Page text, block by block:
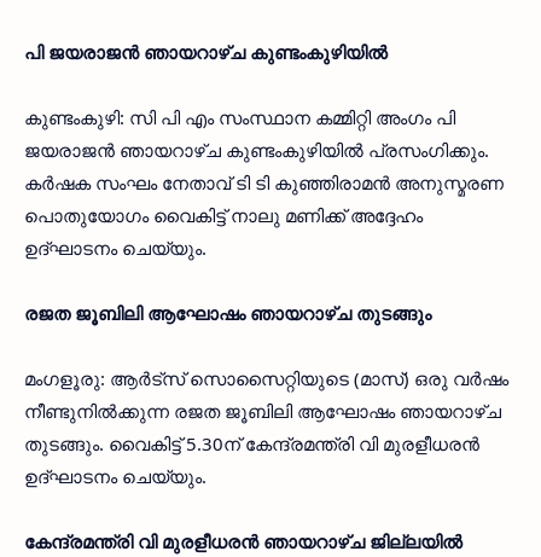
പി ജയരാജന്‍ ഞായറാഴ്ച കുണ്ടംകുഴിയില്‍
കുണ്ടംകുഴി: സി പി എം സംസ്ഥാന കമ്മിറ്റി അംഗം പി
ജയരാജന്‍ ഞായറാഴ്ച കുണ്ടംകുഴിയില്‍ പ്രസംഗിക്കും.
കര്‍ഷക സംഘം നേതാവ് ടി ടി കുഞ്ഞിരാമന്‍ അനുസ്മരണ
പൊതുയോഗം വൈകിട്ട് നാലു മണിക്ക് അദ്ദേഹം
ഉദ്ഘാടനം ചെയ്യും.
രജത ജൂബിലി ആഘോഷം ഞായറാഴ്ച തുടങ്ങും
മംഗളൂരു: ആര്‍ട്‌സ് സൊസൈറ്റിയുടെ (മാസ്) ഒരു വര്‍ഷം
നീണ്ടുനില്‍ക്കുന്ന രജത ജൂബിലി ആഘോഷം ഞായറാഴ്ച
തുടങ്ങും. വൈകിട്ട് 5.30ന് കേന്ദ്രമന്ത്രി വി മുരളീധരന്‍
ഉദ്ഘാടനം ചെയ്യും.
കേന്ദ്രമന്ത്രി വി മുരളീധരന്‍ ഞായറാഴ്ച ജില്ലയില്‍